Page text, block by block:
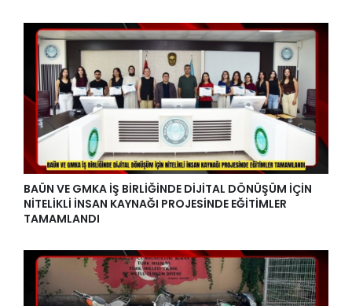
BAÜN VE GMKA İŞ BİRLİĞİNDE DİJİTAL DÖNÜŞÜM İÇİN
NİTELİKLİ İNSAN KAYNAĞI PROJESİNDE EĞİTİMLER
TAMAMLANDI